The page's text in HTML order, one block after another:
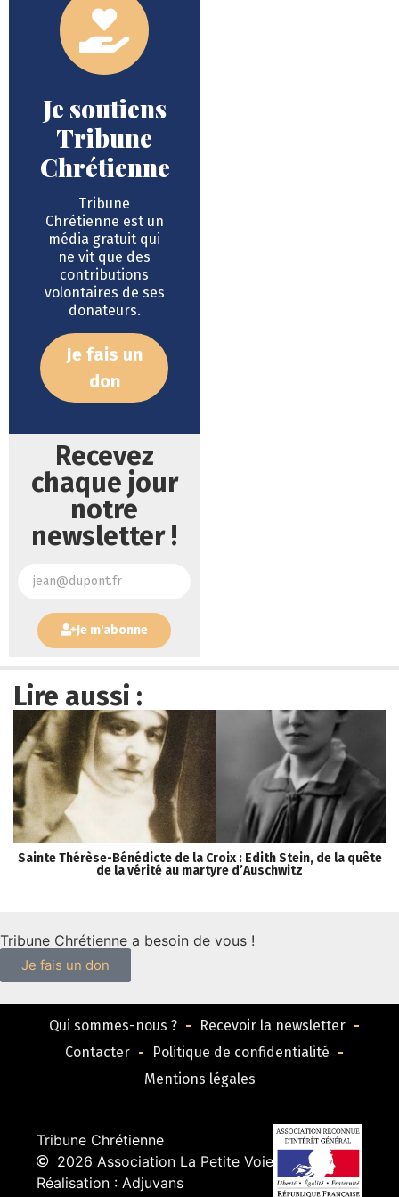
Je soutiens
Tribune
Chrétienne
Tribune
Chrétienne est un
média gratuit qui
ne vit que des
contributions
volontaires de ses
donateurs.
Je fais un
don
Recevez
chaque jour
notre
newsletter !
Je m'abonne
Lire aussi :
Sainte Thérèse-Bénédicte de la Croix : Edith Stein, de la quête
de la vérité au martyre d’Auschwitz
Tribune Chrétienne a besoin de vous !
Je fais un don
Qui sommes-nous ?
Recevoir la newsletter
Contacter
Politique de confidentialité
Mentions légales
Tribune Chrétienne
2026 Association La Petite Voie
Réalisation : Adjuvans